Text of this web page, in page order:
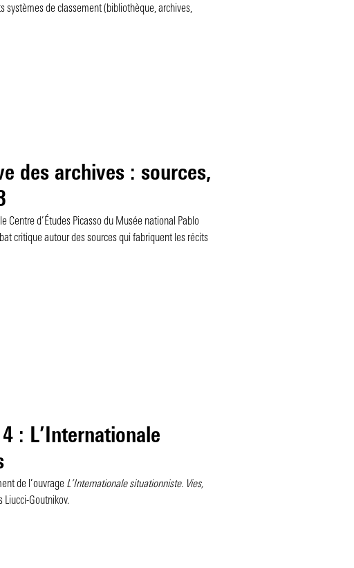
systèmes de classement (bibliothèque, archives,
des archives : sources,
Centre d’Études Picasso du Musée national Pablo
critique autour des sources qui fabriquent les récits
: L’Internationale
de l’ouvrage L’Internationale situationniste. Vies,
Liucci-Goutnikov.